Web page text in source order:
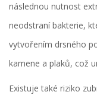
následnou nutnost
neodstraní bakterie,
vytvořením drsného
kamene a plaků, což
Existuje také riziko